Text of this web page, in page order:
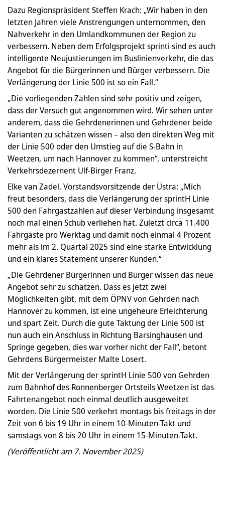
Dazu Regionspräsident Steffen Krach: „Wir haben in den
letzten Jahren viele Anstrengungen unternommen, den
Nahverkehr in den Umlandkommunen der Region zu
verbessern. Neben dem Erfolgsprojekt sprinti sind es auch
intelligente Neujustierungen im Buslinienverkehr, die das
Angebot für die Bürgerinnen und Bürger verbessern. Die
Verlängerung der Linie 500 ist so ein Fall.“
„Die vorliegenden Zahlen sind sehr positiv und zeigen,
dass der Versuch gut angenommen wird. Wir sehen unter
anderem, dass die Gehrdenerinnen und Gehrdener beide
Varianten zu schätzen wissen – also den direkten Weg mit
der Linie 500 oder den Umstieg auf die S-Bahn in
Weetzen, um nach Hannover zu kommen“, unterstreicht
Verkehrsdezernent Ulf-Birger Franz.
Elke van Zadel, Vorstandsvorsitzende der Üstra: „Mich
freut besonders, dass die Verlängerung der sprintH Linie
500 den Fahrgastzahlen auf dieser Verbindung insgesamt
noch mal einen Schub verliehen hat. Zuletzt circa 11.400
Fahrgäste pro Werktag und damit noch einmal 4 Prozent
mehr als im 2. Quartal 2025 sind eine starke Entwicklung
und ein klares Statement unserer Kunden.“
„Die Gehrdener Bürgerinnen und Bürger wissen das neue
Angebot sehr zu schätzen. Dass es jetzt zwei
Möglichkeiten gibt, mit dem ÖPNV von Gehrden nach
Hannover zu kommen, ist eine ungeheure Erleichterung
und spart Zeit. Durch die gute Taktung der Linie 500 ist
nun auch ein Anschluss in Richtung Barsinghausen und
Springe gegeben, dies war vorher nicht der Fall“, betont
Gehrdens Bürgermeister Malte Losert.
Mit der Verlängerung der sprintH Linie 500 von Gehrden
zum Bahnhof des Ronnenberger Ortsteils Weetzen ist das
Fahrtenangebot noch einmal deutlich ausgeweitet
worden. Die Linie 500 verkehrt montags bis freitags in der
Zeit von 6 bis 19 Uhr in einem 10-Minuten-Takt und
samstags von 8 bis 20 Uhr in einem 15-Minuten-Takt.
(Veröffentlicht am 7. November 2025)